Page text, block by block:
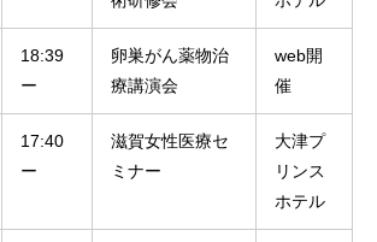
18:39
ー
卵巣がん薬物治
療講演会
web開
催
17:40
ー
滋賀女性医療セ
ミナー
大津プ
リンス
ホテル